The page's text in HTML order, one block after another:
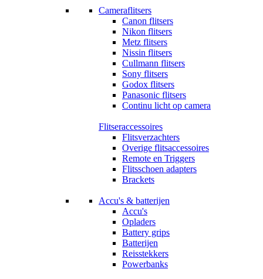
Cameraflitsers
Canon flitsers
Nikon flitsers
Metz flitsers
Nissin flitsers
Cullmann flitsers
Sony flitsers
Godox flitsers
Panasonic flitsers
Continu licht op camera
Flitseraccessoires
Flitsverzachters
Overige flitsaccessoires
Remote en Triggers
Flitsschoen adapters
Brackets
Accu's & batterijen
Accu's
Opladers
Battery grips
Batterijen
Reisstekkers
Powerbanks